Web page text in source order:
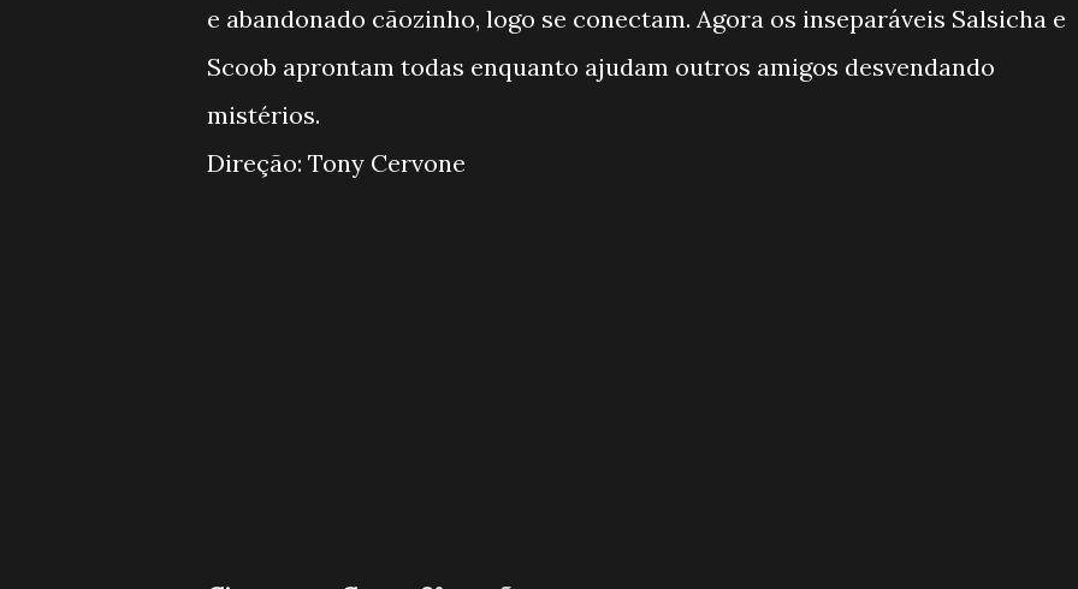
e abandonado cãozinho, logo se conectam. Agora os inseparáveis Salsicha e
Scoob aprontam todas enquanto ajudam outros amigos desvendando
mistérios.
Direção: Tony Cervone